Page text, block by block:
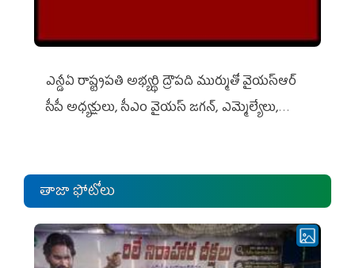
ఎన్డీఏ రాష్ట్ర‌ప‌తి అభ్య‌ర్థి ద్రౌప‌ది ముర్ముతో వైయ‌స్ఆర్
సీపీ అధ్య‌క్షులు, సీఎం వైయ‌స్ జ‌గ‌న్, ఎమ్మెల్యేలు,
తాజా ఫోటోలు